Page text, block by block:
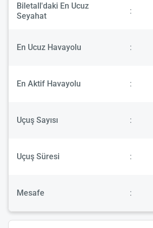
Biletall'daki En Ucuz
Seyahat
:
En Ucuz Havayolu :
En Aktif Havayolu :
Uçuş Sayısı :
Uçuş Süresi :
Mesafe :